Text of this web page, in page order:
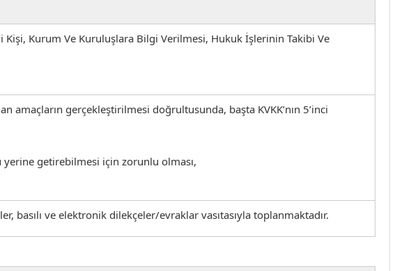
Kurum Ve Kuruluşlara Bilgi Verilmesi, Hukuk İşlerinin Takibi Ve
amaçların gerçekleştirilmesi doğrultusunda, başta KVKK’nın 5’inci
getirebilmesi için zorunlu olması,
basılı ve elektronik dilekçeler/evraklar vasıtasıyla toplanmaktadır.